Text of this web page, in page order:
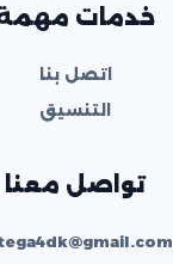
خدمات
اتصل بنا
التنسيق
تواصل معنا